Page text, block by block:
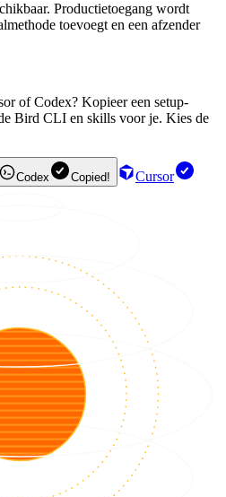
Productietoegang wordt
toevoegt en een afzender
of Codex? Kopieer een setup-
Bird CLI en skills voor je. Kies de
Codex Copied!
Cursor